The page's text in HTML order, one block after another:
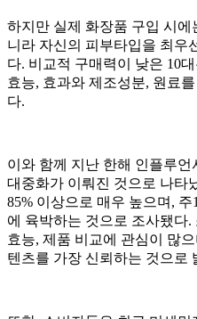
하지만 실제 화장품 구입 시
니라 자신의 피부타입을 최우
다. 비교적 구매력이 낮은 10
효능, 효과와 제조성분, 원료
다.
이와 함께 지난 한해 인플루
대중화가 이뤄진 것으로 나타
85% 이상으로 매우 높으며,
에 육박하는 것으로 조사됐다
효능, 제품 비교에 관심이 많
텐츠를 가장 신뢰하는 것으로